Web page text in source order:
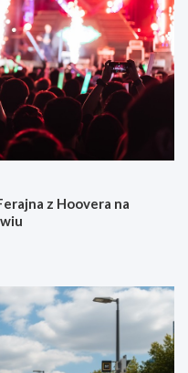
z Hoovera na